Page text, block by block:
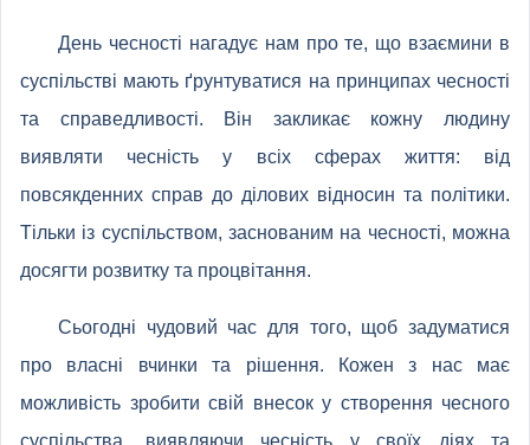
День чесності нагадує нам про те, що взаємини в
суспільстві мають ґрунтуватися на принципах чесності
та справедливості. Він закликає кожну людину
виявляти чесність у всіх сферах життя: від
повсякденних справ до ділових відносин та політики.
Тільки із суспільством, заснованим на чесності, можна
досягти розвитку та процвітання.
Сьогодні чудовий час для того, щоб задуматися
про власні вчинки та рішення. Кожен з нас має
можливість зробити свій внесок у створення чесного
суспільства, виявляючи чесність у своїх діях та